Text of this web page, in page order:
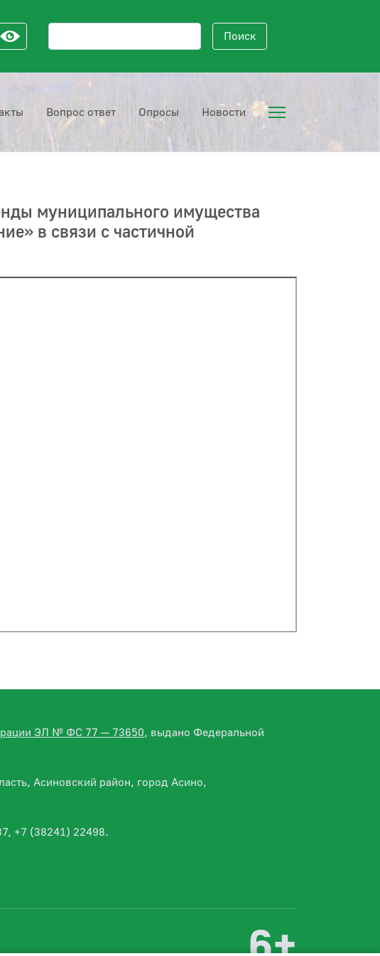
Поисковый запрос Поиск
Вопрос ответ Опросы Новости
муниципального имущества
в связи с частичной
ЭЛ № ФС 77 — 73650, выдано Федеральной
Асиновский район, город Асино,
+7 (38241) 22498.